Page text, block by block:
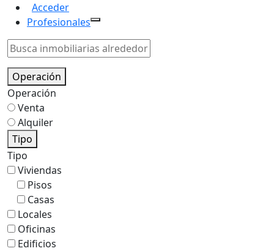
Acceder
Profesionales
Operación
Operación
Venta
Alquiler
Tipo
Tipo
Viviendas
Pisos
Casas
Locales
Oficinas
Edificios